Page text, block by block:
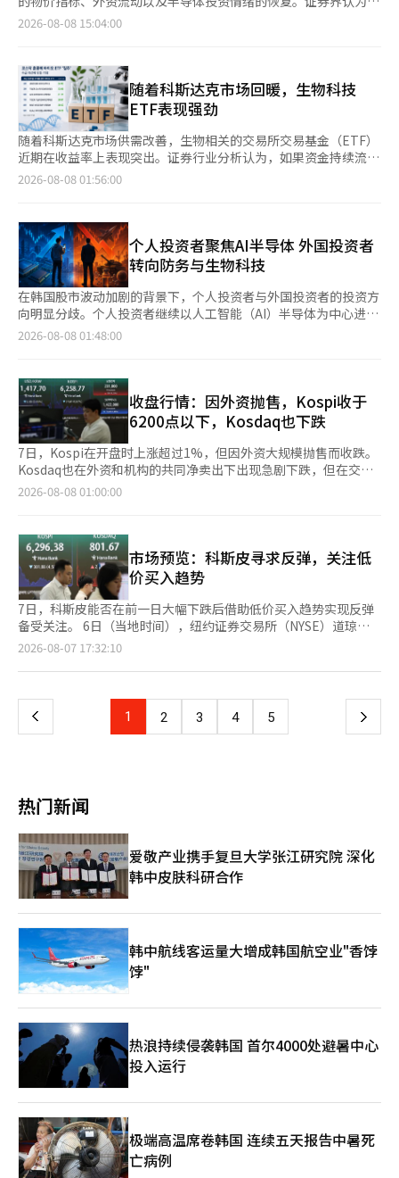
证金减少并不必然意味着个人买盘力量在减弱。三星证券投资信息
团队负责人申承镇（音）表示，投资者保证金本质上是投资者存放
科斯达克150’等ETF的交易量均位列前列。科斯达克指数的急剧
上涨使得投资者迅速涌入以指数上涨为目标的杠杆产品。 在供需
日，机构在科斯达克市场净买入9561亿韩元。个人投资者在同一
时期也净买入1205亿韩元，加入了买入行列。相反，外国投资者
则净卖出1兆1152亿韩元。 通过大型股杠杆产品寻求短期收益的资
金转向个别中小型股，科斯达克股票的上涨趋势也愈加明显。从上
个月31日至本月7日，科斯达克上涨幅度较大的股票中，中小型股
的表现优于大型股。在此期间，本娜（Bonheur）上涨
380.62%，位居涨幅第一，RF材料（RF Materials）上涨
102.38%，欧伊解决方案（Oi Solutions）上涨99.62%，比克
得到缓解是科斯达克反弹的关键。”他分析称：“以单一股票杠杆
产品为中心的大型股供需失衡得到缓解，市场周边资金增加，形成
了对科斯达克供需有利的环境。”
0.08%，首都圈则从0.22%降至0.17%。 首尔公寓价格涨幅连续两
周放缓。上月13日和20日分别为0.34%，随后27日降至0.32%，
来的疲惫感和税制改革的不确定性，使得买卖双方均表现出观望态
度。 尤其是高价公寓集中在龙山区和瑞草区的涨幅仅为0.01%和
0.02%。在首尔核心区域价格上涨乏力的同时，中低价区域则表现
出相对强劲的趋势。 购房心理也显著减弱。首尔购房优势指数从
上周的84.6降至81.9，下降了2.7个百分点。该指数超过100表示买
方多于卖方，低于100则表示卖方多于买方。 从区域来看，江北14
个区的指数从91.0降至89.4，下降1.6个百分点；江南11个区的指
数则从78.9降至75.2，下降3.7个百分点。江南区的指数下降幅度
求已显著减弱。 永通、水枝、修正涨幅居前……租金也随之上涨
相反，京南地区的房价持续强劲。水源永通区在一周内上涨
0.91%，成为首尔和京畿道中涨幅最高的区域。城南修正区和龙仁
水枝区分别上涨0.63%，水源长安区上涨0.60%，华城病点区上涨
0.57%，城南盆唐区上涨0.33%。 特别是水源永通区被视为半导体
带的后方居住地，主要大型社区和永通区的改建项目推动了价格上
涨。然而，卖方持续抬高价格，导致购房咨询减少，观望气氛愈发
浓厚。 由于首尔公寓购房所需资金负担加重，实际需求转向了交
其中龙仁水枝区上涨0.43%，华城病点区上涨0.42%。水源长安区
和城南修正区分别上涨0.31%和0.26%。部分投资需求以及实际居
住需求流入这些地区，导致买卖价格和租金双双上涨。 税制改革
前京南地区已显强劲……关注首尔流失的实际需求动向 市场关注
税制改革方案实施后，实际需求向京南地区转移的可能性将更加明
显。如果高价住宅和非居住一套房的持有负担加重，长期持有者的
资本利得税减免优惠减少，那么放弃购买或整理首尔高价住宅的需
认为是优先的需求流入区域。这些地区不仅是首尔的替代地，还具
备半导体产业和广域交通网络等自身的价格上涨因素。 然而，税
制改革带来的不确定性也可能抑制整体住房交易。首尔高价住宅的
卖方未必会立即转为京畿道的买方，若卖出和买入均被推迟，京南
地区也可能在短期内以急剧上涨的区域为中心形成观望气氛。实际
上，京畿道的购房优势指数也从60.4降至59.0，下降1.4个百分
点，尽管价格上涨，但购房心理却变得更加谨慎。 业内人士表
度、产业和交通利好等多种因素共同作用的结果。”并指出：“如
求向交通便利且价格相对较低的南部地区扩散。”他还补充
道：“但在已经快速上涨的区域，买方的价格抵抗也在加大，因此
尽管业绩改善的趋势仍在，但短期内因获利了结而出现的抛售可能
10.98%，表现相对强劲。 本周的股市因半导体业绩预期与获利了
结的抛售交织，波动性较大。尤其是在上周全球大型科技公司宣布
大规模人工智能（AI）投资后，KOSPI曾急剧反弹，但本周外资的
卖出压力再次加大，导致其上涨动力减弱。7日，KOSPI在开盘时
一度上涨超过1%，但外资净卖出8625亿韩元，最终收于
6258.77。 证券界将美国AI投资周期的持续性视为市场的关键变
量。微软、亚马逊、Meta等主要科技公司在最近的业绩发布会上
重申了扩大资本支出（CAPEX）的趋势，并表示将继续投资AI基础
流。 国内企业的业绩保持良好。KOSPI的净利润预估最近被上调，
除三星电子和SK海力士外，其他企业的盈利预期也有所改善。半
导体及工业品等领域的业绩改善被认为是支撑国内股市下行的因
素。 然而，外资流动仍然是一个变数。最近外资在现货市场上转
为净卖出，期货市场也没有出现积极的买入方向。单一股票杠杆
ETF的监管后，国内资金流动的波动性已大幅减弱，但分析认为，
外资资金要真正流入，需要股东回报政策的具体化等制度性催化
剂。 下周将陆续发布美国7月消费者物价指数（CPI）、生产者物
高于预期，可能导致长期利率上升和美元走强，从而对外资流动造
成压力。相反，如果物价稳定，AI投资的扩大和半导体业绩的改善
预期可能会再次受到关注。 证券界认为，目前的调整更多是由于
估值压力和获利了结，而非业绩恶化。由于半导体行业的盈利预估
持续上调，因此认为趋势本身并未受到破坏。 NH投资证券的研究
员那正焕表示：“杠杆ETF带来的波动性已大幅减弱，但为了进一
步吸引外资资金流入，需要股东回报政策的具体化或税制改革等制
度性催化剂。”他还提到：“美国内存半导体期权市场上仍然存在
非业绩受损的阶段。未来要实现趋势性反弹，外资的净买入回归，
以及美国物价指标、长期利率和地缘政治风险的缓解将是重要变
量。”※ 本报道经人工智能（AI）系统翻译与编辑。
2026-08-08 15:04:00
随着科斯达克市场回暖，生物科技
ETF表现强劲
随着科斯达克市场供需改善，生物相关的交易所交易基金（ETF）
近期在收益率上表现突出。证券行业分析认为，如果资金持续流入
科斯达克市场，考虑到该市场生物股的高比例，相关ETF的强势表
物活跃”，上涨了24.90%。紧随其后的是“TIGER科斯达克150
生物科技”（23.08%）排名第三，其他如“ACE K生物科斯达克
活跃”（第五名，21.21%）、“TIGER技术转让生物活跃”（第
七名，20.91%）、“RISE生物TOP10活跃”（第八名，
20.30%）、“KoAct生物医疗活跃”（第九名，20.26%）等也表
现不俗。在最近一周收益率排名前十的ETF中，生物ETF占据了一
半的份额。 生物相关ETF的强势表现被解读为投资者情绪向科斯达
克市场转移的结果。当天科斯达克指数收盘时较前一交易日下跌
但阿尔特基生物（3.92%）、HLB（5.97%）、ABL生物
（3.96%）、利佳凯生物（2.07%）等科斯达克市值较大的生物股
均出现上涨，支撑了相关ETF的强势表现。 证券行业普遍关注科斯
达克市场供需结构的变化。三星证券高级研究员权範石表示：“许
多市场参与者认为，大型股供需集中是科斯达克大幅下跌的主要原
因，尤其是杠杆ETF对市场资金的吸引力常被提及。”他进一步指
出：“（补救措施的早期实施）作为保证金等市场周边资金增加的
因素，为科斯达克供需提供了有利环境。”他还评价道：“外资在
供需环境的积极因素。” 新韩投资证券研究员朴宇烈也表
示：“由于单一股票杠杆ETF交易的减少，科斯达克市场进入了一
个可以期待反转的超卖区间。”他认为，个人投资者的科斯达克净
买入资金已从现货转向ETF。特别是考虑到科斯达克市场生物行业
的高比例，指数反弹时生物行业最有可能获得最大收益。 此外，
明年科斯达克市场的改革也被认为是支撑中长期投资情绪的因素。
计划于2027年1月实施的科斯达克“升降制”将优质企业纳入上层
市场，而竞争力较低的企业则转入下层市场，从而将科斯达克上市
示：“今年科斯达克生物科技与美国生物科技市场出现了脱钩现
象。”他预测：“随着阿尔特基生物等公司技术转让（L/O）期待
感的重新回归，若细分市场的可见性提高，过去的低迷将得到弥
2026-08-08 01:56:00
个人投资者聚焦AI半导体 外国投资者
转向防务与生物科技
在韩国股市波动加剧的背景下，个人投资者与外国投资者的投资方
向明显分歧。个人投资者继续以人工智能（AI）半导体为中心进行
买入，而外国投资者则将目光转向防务、生物科技和汽车行业。机
为SK海力士和三星电子。在此期间，个人投资者净买入SK海力士4
兆4395亿韩元，三星电子3兆8402亿韩元。接下来是三星电机
（6367亿韩元）、SK广场（2298亿韩元）、三星电子优先股
（2034亿韩元）、韩美半导体（825亿韩元）等。 个人投资者的
买入势头被解读为AI产业扩展和高带宽内存（HBM）市场增长预期
的反映。尽管近期市场波动加大，但资金仍集中于增长潜力较高的
半导体行业。 机构投资者则相对采取了分散投资的策略。机构净
买入前列股票包括三星电机（2536亿韩元）、汉华解决方案
亿韩元）、效生重工业（900亿韩元）、GS建设（855亿韩元）
等。对半导体、二次电池和电力基础设施、建筑行业的关注尤为突
出。 外国投资者的投资行为与个人投资者截然不同。外国投资者
净买入的股票包括三星物产（1113亿韩元）、Celltrion（838亿
韩元）、三星生物制剂（792亿韩元）、汉华航空航天（725亿韩
元）、起亚（677亿韩元）、SK（643亿韩元）等。他们将投资组
合重组为以生物和防务、汽车行业为主，而非AI半导体。 尤其是以
汉华航空航天为首的防务股，以及三星生物制剂、Celltrion等生
物股，在近期市场波动加大的过程中仍保持了稳健的走势。证券业
将正式展开。 证券业界人士表示：“对AI半导体的期待仍然有效，
但短期内行业间的轮动现象同时出现。个人投资者以半导体为中
心，而外国投资者则以防务和生物为中心，投资对象的多样化趋势
2026-08-08 01:48:00
收盘行情：因外资抛售，Kospi收于
6200点以下，Kosdaq也下跌
7日，Kospi在开盘时上涨超过1%，但因外资大规模抛售而收跌。
Kosdaq也在外资和机构的共同净卖出下出现急剧下跌，但在交易
结束前部分回升。 根据韩国交易所的数据，Kospi收于6258.77
吐涨幅，最终以弱势收盘。 在证券市场上，个人和机构分别净买
入2670亿韩元和5790亿韩元，进行低价买入。相反，外资则净卖
出8625亿韩元，导致指数下跌。 Kospi市值前列的股票表现不
一。三星电子（0.22%）、三星电机（3.99%）、LG能源解决方案
（4.35%）、三星生物制药（2.77%）、KB金融（2.51%）、汉华
航空航天（4.08%）均上涨。相反，SK海力士（-4.88%）、SK广
场（-3.20%）、现代汽车（-1.13%）等则下跌。 Kosdaq指数收
于798.81点，较前一交易日下跌2.86点（0.36%）。该指数开盘时
为807.62点，较前一交易日上涨5.95点（0.74%），但在交易中转
资和机构分别净卖出2540亿韩元和1030亿韩元。个人则净买入
3406亿韩元，吸纳了抛售的股票。 Kosdaq市值前列的股票走势也
跌。※ 本报道经人工智能（AI）系统翻译与编辑。
2026-08-08 01:00:00
市场预览：科斯皮寻求反弹，关注低
价买入趋势
7日，科斯皮能否在前一日大幅下跌后借助低价买入趋势实现反弹
备受关注。 6日（当地时间），纽约证券交易所（NYSE）道琼斯
工业平均指数下跌0.85%，标准普尔500指数下跌0.18%，以科技
（-6.81%）和西部数据（-13.03%）在业绩发布后大幅下跌。尤
读为市场对出货量增长的重视超过了业绩，导致对依赖价格上涨的
中部分半导体股在业绩发布后表现疲软，但迅速回升，开盘时保持
平稳。随后，谷歌的250亿美元公司债发行和美联储理事丽莎·库
克的鹰派言论导致国债收益率上升，出现了获利了结的抛售，股市
转为下跌。” 国内股市预计将反映纽约股市的走势和半导体股的
投资情绪，寻找方向。截至上午8时16分，NXT盘前市场中，三星
电子上涨0.6%，报232,000韩元，SK海力士上涨0.2%，报
1,498,000韩元。 韩智英奇摩证券研究员预测：“今天国内股市将
因霍尔木兹海峡的不确定性再次引发关注，加上7月美国就业数据
的警惕心理，虽然美国半导体股的疲软已被提前反映，但在前日大
幅下跌后，低价买入趋势将助力反弹。”※ 本报道经人工智能
（AI）系统翻译与编辑。
2026-08-07 17:32:10
上
页
1 2 3 4 5 下
热门新闻
爱敬产业携手复旦大学张江研究院 深化
韩中皮肤科研合作
韩中航线客运量大增成韩国航空业"香饽
饽"
热浪持续侵袭韩国 首尔4000处避暑中心
投入运行
极端高温席卷韩国 连续五天报告中暑死
亡病例